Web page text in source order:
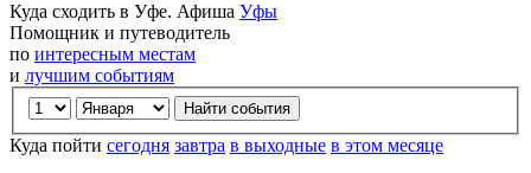
Куда сходить в Уфе. Афиша Уфы
Помощник и путеводитель
по интересным местам
и лучшим событиям
Куда пойти сегодня завтра в выходные в этом месяце